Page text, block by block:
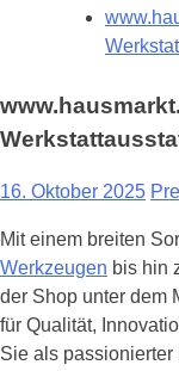
16. Oktober 2025
Mit einem breiten
Werkzeugen bis hin
der Shop unter dem
für Qualität,
Sie als passionierter